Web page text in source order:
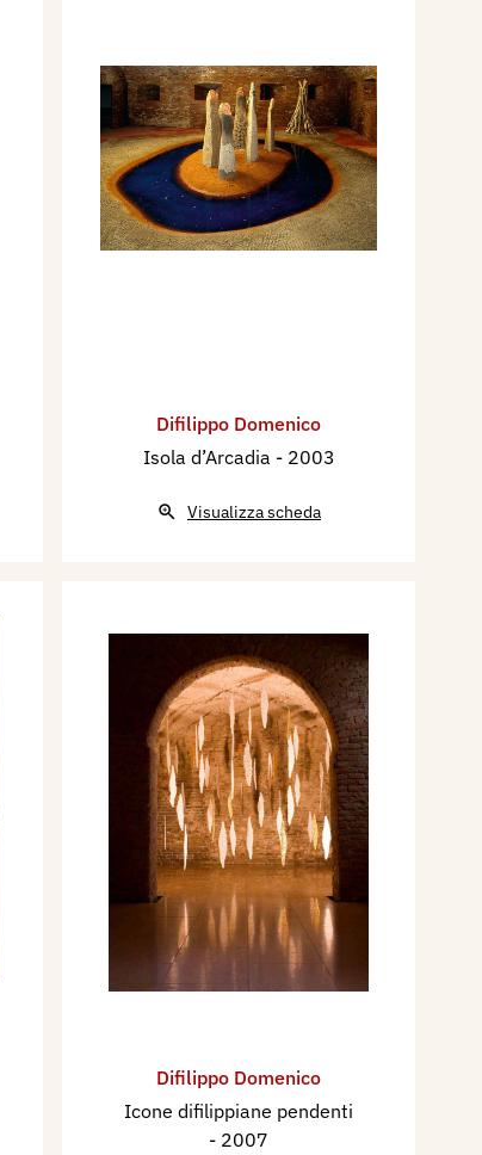
Difilippo Domenico
Isola d’Arcadia - 2003
Visualizza scheda
Difilippo Domenico
Icone difilippiane pendenti
- 2007